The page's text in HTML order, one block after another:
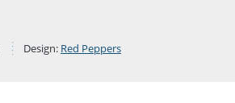
Design: Red Peppers